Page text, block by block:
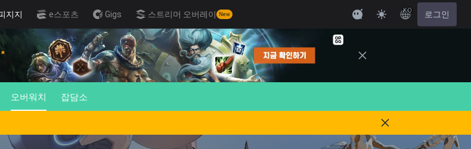
지지 e스포츠 Gigs 스트리머 오버레이 New
KO 로그인
오버워치 잡담소